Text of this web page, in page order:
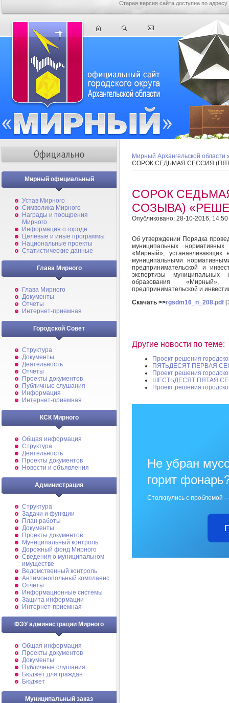
Старая версия сайта доступна по адресу
Мирный официальный
Устав Мирного
Символика Мирного
Награды и поощрения
Мирного
Информация о городе
Целевые и иные программы
Национальные проекты
Статистические данные
Глава Мирного
Глава Мирного
Документы
Отчеты
Интернет-приемная
Городской Совет
Структура
Документы
Деятельность
Отчеты
Проекты документов
Публичные слушания
Информация
Интернет-приемная
КСК Мирного
Общая информация
Структура
Деятельность
Проекты документов
Новости и объявления
Администрация
Структура
Задачи и функции
План работы
Документы
Проекты документов
Муниципальный контроль
Дорожный фонд Мирного
Cведения о муниципальном
имуществе
Ведомственный контроль
Антимонопольный комплаенс
Отчеты
Информационные системы
Защита информации
Интернет-приемная
ФЭУ администрации Мирного
Общая информация
Проекты документов
Документы
Публичные слушания
Бюджет для граждан
Бюджет
Муниципальный заказ
Мирный Архангельской области
СОРОК СЕДЬМАЯ СЕССИЯ
СОРОК
СОЗЫВА)
Опубликовано: 28-10-2016, 14:50
Об утверждении Порядка
муниципальных
«Мирный», устанавливающих
муниципальными
предпринимательской и
экспертизы муниципальных
образования «Мирный»,
предпринимательской и
Скачать >>rgsdm16_n_208.pdf
Другие новости по теме:
Проект решения
ПЯТЬДЕСЯТ ПЕРВАЯ
Проект решения
ШЕСТЬДЕСЯТ ПЯТАЯ
Проект решения
Не убран
горит
Столкнулись с проблемой